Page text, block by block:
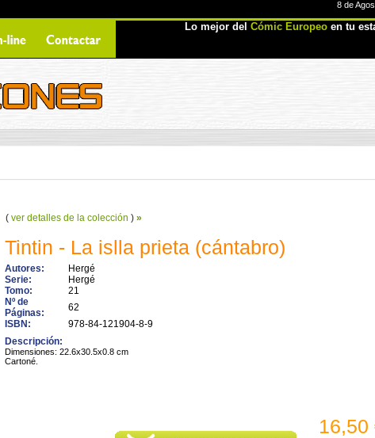
8 de
Lo mejor del Cómic Europeoen tu
( ver detalles de la colección ) »
Tintin - La islla prieta (cántabro)
Autores:
Hergé
Serie:
Hergé
Tomo:
21
Nº de
Páginas:
62
ISBN:
978-84-121904-8-9
Descripción:
Dimensiones: 22.6x30.5x0.8 cm
Cartoné.
16,50